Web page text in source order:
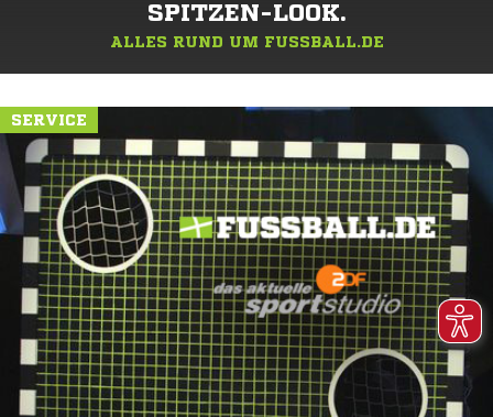
SPITZEN-LOOK.
ALLES RUND UM FUSSBALL.DE
SERVICE